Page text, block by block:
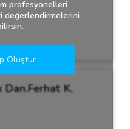
Dan.Ferhat K.
profesyonelleri
değerlendirmelerini
Oluştur